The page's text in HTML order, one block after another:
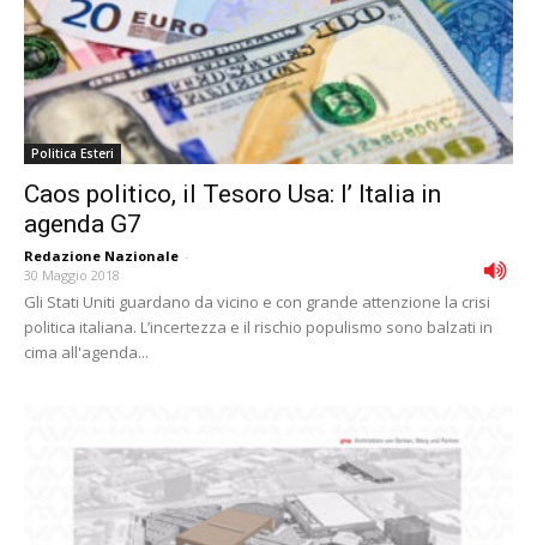
Politica Esteri
Caos politico, il Tesoro Usa: l’ Italia in
agenda G7
Redazione Nazionale -
30 Maggio 2018
Gli Stati Uniti guardano da vicino e con grande attenzione la crisi
politica italiana. L’incertezza e il rischio populismo sono balzati in
cima all'agenda...